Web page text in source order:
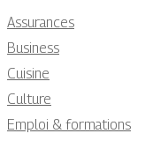
Assurances
Business
Cuisine
Culture
Emploi & formations